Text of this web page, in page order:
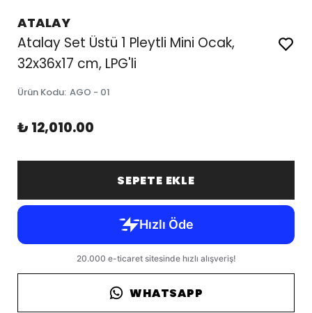
ATALAY
Atalay Set Üstü 1 Pleytli Mini Ocak,
32x36x17 cm, LPG'li
Ürün Kodu: AGO - 01
₺ 12,010.00
SEPETE EKLE
WHATSAPP